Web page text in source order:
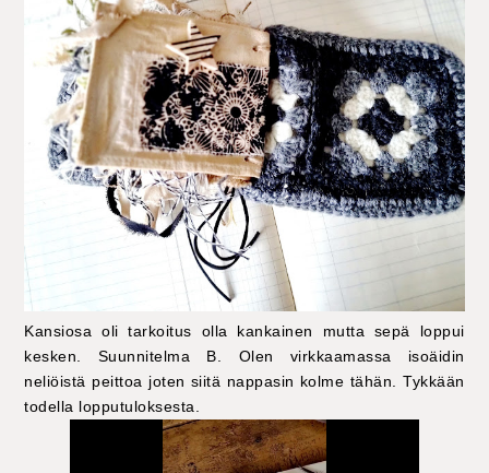
Kansiosa oli tarkoitus olla kankainen mutta sepä loppui
kesken. Suunnitelma B. Olen virkkaamassa isoäidin
neliöistä peittoa joten siitä nappasin kolme tähän. Tykkään
todella lopputuloksesta.